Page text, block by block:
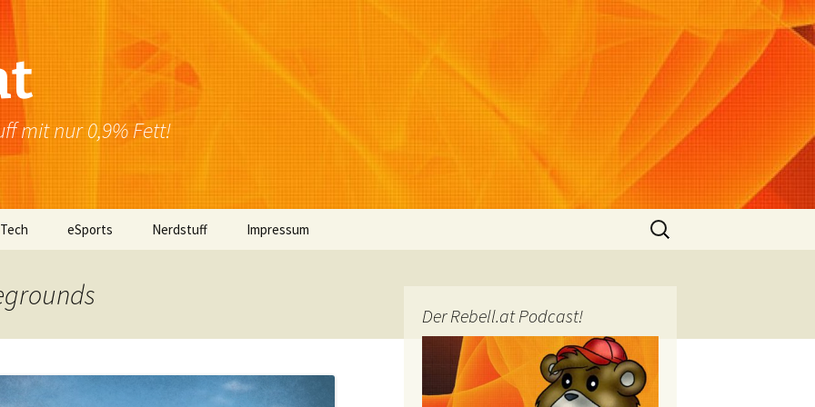
mit nur 0,9% Fett!
Mac OS
eSports Nerdstuff Impressum
Suchen
nach:
Der Rebell.at Podcast!